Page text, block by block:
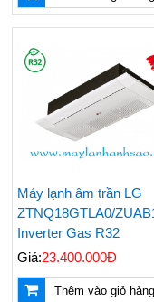
Máy lạnh âm trần LG
ZTNQ18GTLA0/
Inverter Gas R32
Giá:23.400.000Đ
Thêm vào giỏ hàng